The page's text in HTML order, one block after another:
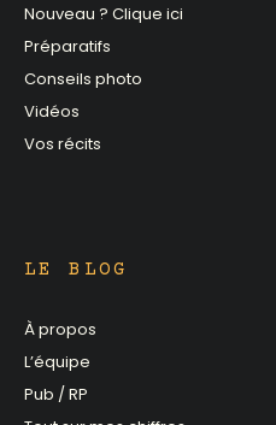
Nouveau ? Clique ici
Préparatifs
Conseils photo
Vidéos
Vos récits
LE BLOG
À propos
L’équipe
Pub / RP